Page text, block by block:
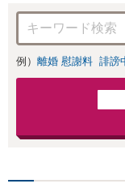
例） 離婚 慰謝料 誹謗